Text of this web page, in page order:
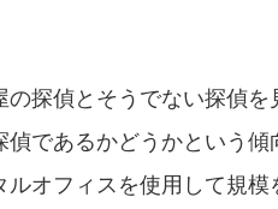
探偵とそうでない探偵を
であるかどうかという傾
オフィスを使用して規模